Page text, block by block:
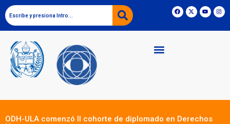
ODH-ULA comenzó II cohorte de diplomado en Derechos